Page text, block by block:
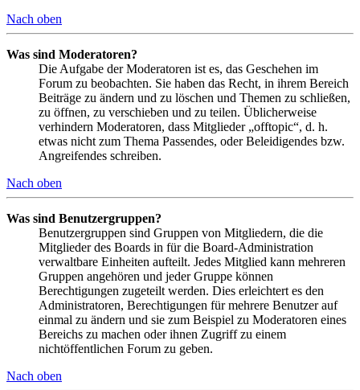
Nach oben
Was sind Moderatoren?
Die Aufgabe der Moderatoren ist es, das Geschehen im
Forum zu beobachten. Sie haben das Recht, in ihrem Bereich
Beiträge zu ändern und zu löschen und Themen zu schließen,
zu öffnen, zu verschieben und zu teilen. Üblicherweise
verhindern Moderatoren, dass Mitglieder „offtopic“, d. h.
etwas nicht zum Thema Passendes, oder Beleidigendes bzw.
Angreifendes schreiben.
Nach oben
Was sind Benutzergruppen?
Benutzergruppen sind Gruppen von Mitgliedern, die die
Mitglieder des Boards in für die Board-Administration
verwaltbare Einheiten aufteilt. Jedes Mitglied kann mehreren
Gruppen angehören und jeder Gruppe können
Berechtigungen zugeteilt werden. Dies erleichtert es den
Administratoren, Berechtigungen für mehrere Benutzer auf
einmal zu ändern und sie zum Beispiel zu Moderatoren eines
Bereichs zu machen oder ihnen Zugriff zu einem
nichtöffentlichen Forum zu geben.
Nach oben